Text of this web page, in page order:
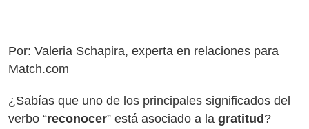
Por: Valeria Schapira, experta en relaciones para
Match.com
¿Sabías que uno de los principales significados del
verbo “reconocer” está asociado a la gratitud ?